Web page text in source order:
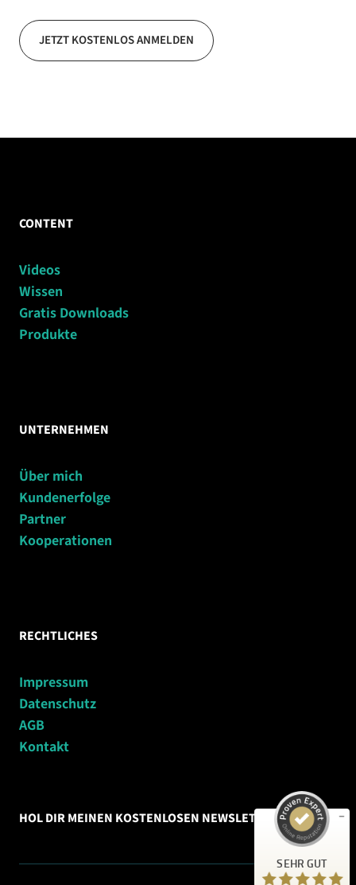
JETZT KOSTENLOS ANMELDEN
CONTENT
Videos
Wissen
Gratis Downloads
Produkte
UNTERNEHMEN
Über mich
Kundenerfolge
Partner
Kooperationen
RECHTLICHES
Impressum
Datenschutz
AGB
Kontakt
HOL DIR MEINEN KOSTENLOSEN NEWSLETTER
SEHR GUT
ProvenExpert.com
163
ProvenExpert.com
anderen Quellen